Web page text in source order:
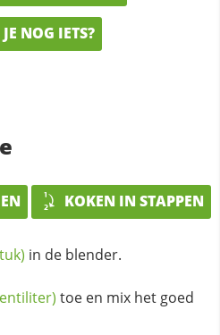
NOG IETS?
KOKEN IN STAPPEN
in de blender.
toe en mix het goed